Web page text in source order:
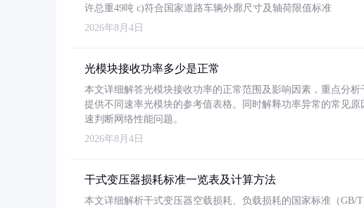
许总重49吨 c)符合国家道路车辆外廓尺寸及轴荷限值标准
2026年8月4日
光模块接收功率多少是正常
本文详细解答光模块接收功率的正常范围及影响因素，重点分
提供不同速率光模块的参考值表格。同时解释功率异常的常见
速判断网络性能问题。
2026年8月4日
干式变压器损耗标准一览表及计算方法
本文详细解析干式变压器空载损耗、负载损耗的国家标准（GB/